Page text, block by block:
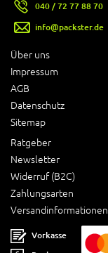
Über uns
Impressum
AGB
Datenschutz
Sitemap
Ratgeber
Newsletter
Widerruf (B2C)
Zahlungsarten
Versandinformationen
040 / 72 77 88 70
info@packster.de
Vorkasse